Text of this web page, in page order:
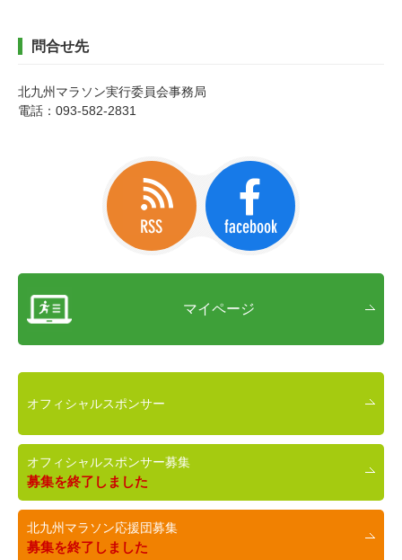
問合せ先
北九州マラソン実行委員会事務局
電話：093-582-2831
マイページ
オフィシャルスポンサー
オフィシャルスポンサー募集
募集を終了しました
北九州マラソン応援団募集
募集を終了しました